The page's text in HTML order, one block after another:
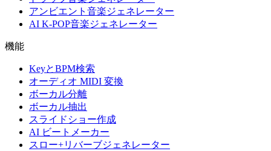
アンビエント音楽ジェネレーター
AI K-POP音楽ジェネレーター
機能
KeyとBPM検索
オーディオ MIDI 変換
ボーカル分離
ボーカル抽出
スライドショー作成
AI ビートメーカー
スロー+リバーブジェネレーター